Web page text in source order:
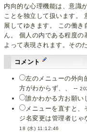
内向的な心理機能は、意識
ことを独立して扱います。
展してゆきます。 この働き
ん。 個人の内である程度の
よって表現されます。その
コメント
左のメニューの外向
方がわからず、、 --
誰かわかる方お願い
メニューを直すと
ジ名変更は管理者じ
18 (水) 11:12:46